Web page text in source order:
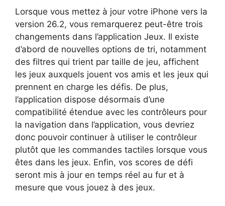
Lorsque vous mettez à jour votre iPhone vers la
version 26.2, vous remarquerez peut-être trois
changements dans l’application Jeux. Il existe
d’abord de nouvelles options de tri, notamment
des filtres qui trient par taille de jeu, affichent
les jeux auxquels jouent vos amis et les jeux qui
prennent en charge les défis. De plus,
l’application dispose désormais d’une
compatibilité étendue avec les contrôleurs pour
la navigation dans l’application, vous devriez
donc pouvoir continuer à utiliser le contrôleur
plutôt que les commandes tactiles lorsque vous
êtes dans les jeux. Enfin, vos scores de défi
seront mis à jour en temps réel au fur et à
mesure que vous jouez à des jeux.